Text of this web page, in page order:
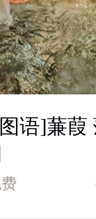
语]蒹葭